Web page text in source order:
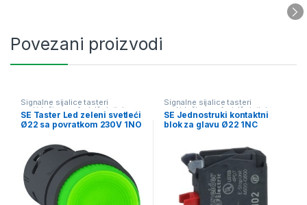
Povezani proizvodi
Signalne sijalice tasteri
prekidači semafori džojstici
SE Taster Led zeleni svetleći
Ø22 sa povratkom 230V 1NO
Signalne sijalice tasteri
prekidači semafori džojstici
SE Jednostruki kontaktni
blok za glavu Ø22 1NC